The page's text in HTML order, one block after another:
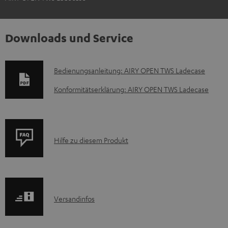
Downloads und Service
D
o
e
e
Bedienungsanleitung: AIRY OPEN TWS Ladecase
Konformitätserklärung: AIRY OPEN TWS Ladecase
P
u
Hilfe zu diesem Produkt
I
Versandinfos